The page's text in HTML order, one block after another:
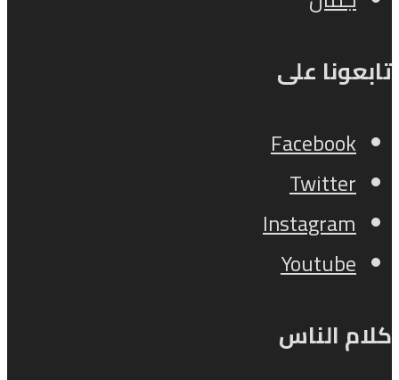
تابعونا على
Facebook
Twitter
Instagram
Youtube
كلام الناس